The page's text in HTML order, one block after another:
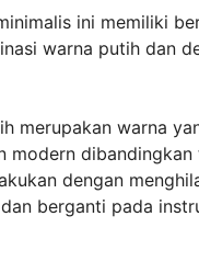
ini memiliki
warna putih dan
merupakan warna
modern
dengan
dan berganti pada